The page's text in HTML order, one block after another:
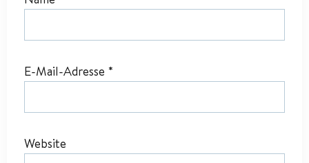
E-Mail-Adresse *
Website